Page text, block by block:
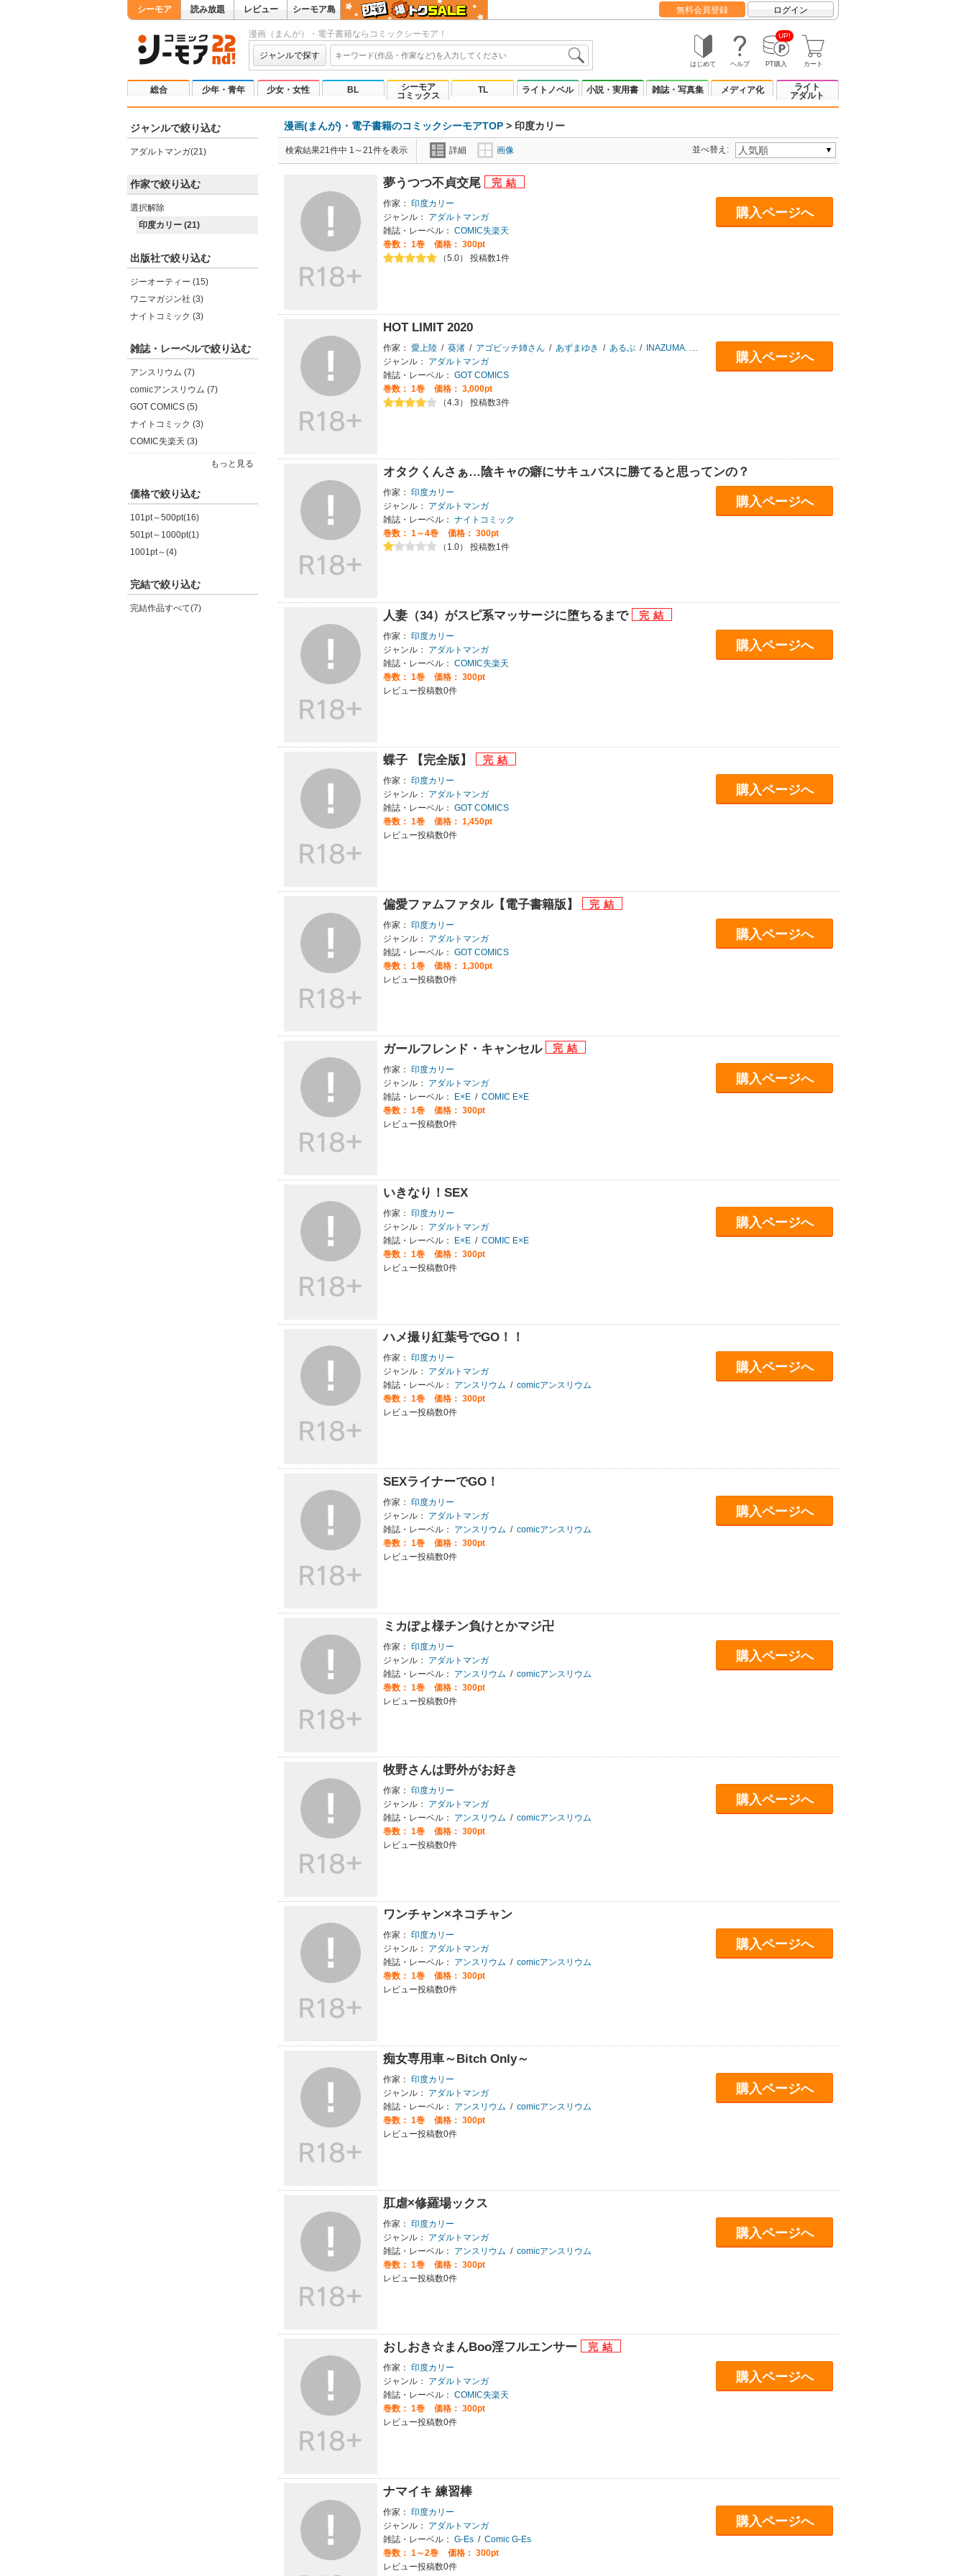
シーモア 読み放題 レビュー シーモア島 無料会員登録 ログイン
漫画（まんが）・電子書籍ならコミックシーモア！
ジャンルで探す
はじめて ヘルプ
UP!
PT購入 カート
総合 少年・青年 少女・女性 BL
シーモア
コミックス
TL ライトノベル 小説・実用書 雑誌・写真集 メディア化
ライト
アダルト
ジャンルで絞り込む
アダルトマンガ(21)
作家で絞り込む
選択解除
印度カリー (21)
出版社で絞り込む
ジーオーティー (15)
ワニマガジン社 (3)
ナイトコミック (3)
雑誌・レーベルで絞り込む
アンスリウム (7)
comicアンスリウム (7)
GOT COMICS (5)
ナイトコミック (3)
COMIC失楽天 (3)
もっと見る
価格で絞り込む
101pt～500pt(16)
501pt～1000pt(1)
1001pt～(4)
完結で絞り込む
完結作品すべて(7)
漫画(まんが)・電子書籍のコミックシーモアTOP > 印度カリー
検索結果21件中 1～21件を表示 詳細 画像 並べ替え:
夢うつつ不貞交尾
作家： 印度カリー
ジャンル：
アダルトマンガ
雑誌・レーベル： COMIC失楽天
巻数： 1巻
価格： 300pt
（5.0） 投稿数1件
購入ページへ
HOT LIMIT 2020
作家： 愛上陸 / 葵渚 / アゴビッチ姉さん / あずまゆき / あるぷ / INAZUMA.
ジャンル：
アダルトマンガ
雑誌・レーベル： GOT COMICS
巻数： 1巻
価格： 3,000pt
（4.3） 投稿数3件
購入ページへ
オタクくんさぁ…陰キャの癖にサキュバスに勝てると思ってンの？
作家： 印度カリー
ジャンル：
アダルトマンガ
雑誌・レーベル： ナイトコミック
巻数： 1～4巻
価格： 300pt
（1.0） 投稿数1件
購入ページへ
人妻（34）がスピ系マッサージに堕ちるまで
作家： 印度カリー
ジャンル：
アダルトマンガ
雑誌・レーベル： COMIC失楽天
巻数： 1巻
価格： 300pt
レビュー投稿数0件
購入ページへ
蝶子 【完全版】
作家： 印度カリー
ジャンル：
アダルトマンガ
雑誌・レーベル： GOT COMICS
巻数： 1巻
価格： 1,450pt
レビュー投稿数0件
購入ページへ
偏愛ファムファタル【電子書籍版】
作家： 印度カリー
ジャンル：
アダルトマンガ
雑誌・レーベル： GOT COMICS
巻数： 1巻
価格： 1,300pt
レビュー投稿数0件
購入ページへ
ガールフレンド・キャンセル
作家： 印度カリー
ジャンル：
アダルトマンガ
雑誌・レーベル：
E×E / COMIC E×E
巻数： 1巻
価格： 300pt
レビュー投稿数0件
購入ページへ
いきなり！SEX
作家： 印度カリー
ジャンル：
アダルトマンガ
雑誌・レーベル：
E×E / COMIC E×E
巻数： 1巻
価格： 300pt
レビュー投稿数0件
購入ページへ
ハメ撮り紅葉号でGO！！
作家： 印度カリー
ジャンル：
アダルトマンガ
雑誌・レーベル：
アンスリウム / comicアンスリウム
巻数： 1巻
価格： 300pt
レビュー投稿数0件
購入ページへ
SEXライナーでGO！
作家： 印度カリー
ジャンル：
アダルトマンガ
雑誌・レーベル：
アンスリウム / comicアンスリウム
巻数： 1巻
価格： 300pt
レビュー投稿数0件
購入ページへ
ミカぽよ様チン負けとかマジ卍
作家： 印度カリー
ジャンル：
アダルトマンガ
雑誌・レーベル：
アンスリウム / comicアンスリウム
巻数： 1巻
価格： 300pt
レビュー投稿数0件
購入ページへ
牧野さんは野外がお好き
作家： 印度カリー
ジャンル：
アダルトマンガ
雑誌・レーベル：
アンスリウム / comicアンスリウム
巻数： 1巻
価格： 300pt
レビュー投稿数0件
購入ページへ
ワンチャン×ネコチャン
作家： 印度カリー
ジャンル：
アダルトマンガ
雑誌・レーベル：
アンスリウム / comicアンスリウム
巻数： 1巻
価格： 300pt
レビュー投稿数0件
購入ページへ
痴女専用車～Bitch Only～
作家： 印度カリー
ジャンル：
アダルトマンガ
雑誌・レーベル：
アンスリウム / comicアンスリウム
巻数： 1巻
価格： 300pt
レビュー投稿数0件
購入ページへ
肛虐×修羅場ックス
作家： 印度カリー
ジャンル：
アダルトマンガ
雑誌・レーベル：
アンスリウム / comicアンスリウム
巻数： 1巻
価格： 300pt
レビュー投稿数0件
購入ページへ
おしおき☆まんBoo淫フルエンサー
作家： 印度カリー
ジャンル：
アダルトマンガ
雑誌・レーベル： COMIC失楽天
巻数： 1巻
価格： 300pt
レビュー投稿数0件
購入ページへ
ナマイキ 練習棒
作家： 印度カリー
ジャンル：
アダルトマンガ
雑誌・レーベル： G-Es / Comic G-Es
巻数： 1～2巻
価格： 300pt
レビュー投稿数0件
購入ページへ